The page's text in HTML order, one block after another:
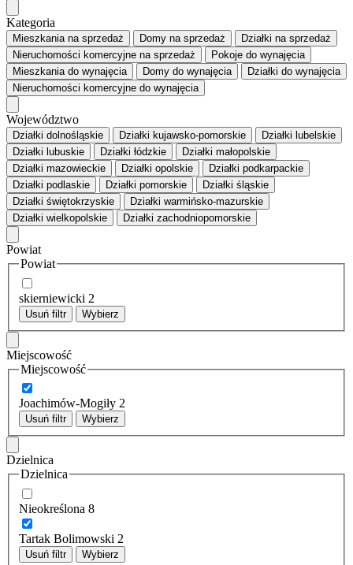
Kategoria
Mieszkaniana sprzedaż Domy na sprzedaż Działki na sprzedaż
Nieruchomości komercyjne na sprzedaż Pokoje do wynajęcia
Mieszkaniado wynajęcia Domy do wynajęcia Działki do wynajęcia
Nieruchomości komercyjne do wynajęcia
Województwo
Działki dolnośląskie Działki kujawsko-pomorskie
Działki lubelskie
Działki lubuskie
Działki łódzkie
Działki małopolskie
Działki mazowieckie
Działki opolskie
Działki podkarpackie
Działki podlaskie
Działki pomorskie
Działki śląskie
Działki świętokrzyskie
Działki warmińsko-mazurskie
Działki wielkopolskie
Działki zachodniopomorskie
Powiat
Powiat
skierniewicki 2
Usuń filtr Wybierz
Miejscowość
Miejscowość
Joachimów-Mogiły 2
Usuń filtr Wybierz
Dzielnica
Dzielnica
Nieokreślona 8
Tartak Bolimowski 2
Usuń filtr Wybierz